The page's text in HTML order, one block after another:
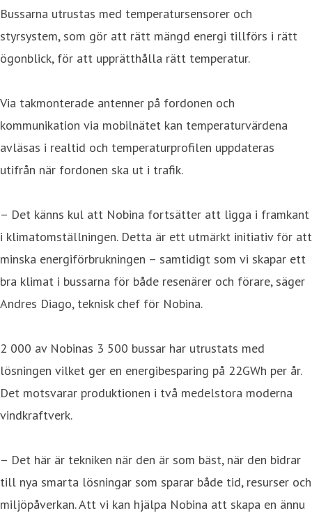
Bussarna utrustas med temperatursensorer och
styrsystem, som gör att rätt mängd energi tillförs i rätt
ögonblick, för att upprätthålla rätt temperatur.
Via takmonterade antenner på fordonen och
kommunikation via mobilnätet kan temperaturvärdena
avläsas i realtid och temperaturprofilen uppdateras
utifrån när fordonen ska ut i trafik.
– Det känns kul att Nobina fortsätter att ligga i framkant
i klimatomställningen. Detta är ett utmärkt initiativ för att
minska energiförbrukningen – samtidigt som vi skapar ett
bra klimat i bussarna för både resenärer och förare, säger
Andres Diago, teknisk chef för Nobina.
2 000 av Nobinas 3 500 bussar har utrustats med
lösningen vilket ger en energibesparing på 22GWh per år.
Det motsvarar produktionen i två medelstora moderna
vindkraftverk.
– Det här är tekniken när den är som bäst, när den bidrar
till nya smarta lösningar som sparar både tid, resurser och
miljöpåverkan. Att vi kan hjälpa Nobina att skapa en ännu